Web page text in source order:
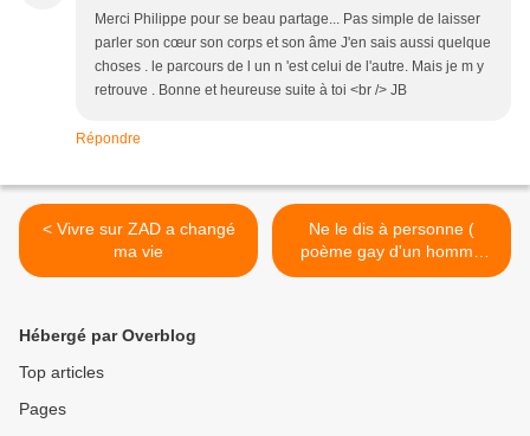
Merci Philippe pour se beau partage... Pas simple de laisser
parler son cœur son corps et son âme J'en sais aussi quelque
choses . le parcours de l un n 'est celui de l'autre. Mais je m y
retrouve . Bonne et heureuse suite à toi <br /> JB
Répondre
< Vivre sur ZAD a changé
ma vie
Ne le dis à personne (
poème gay d'un homme
marié ) >
Hébergé par Overblog
Top articles
Pages